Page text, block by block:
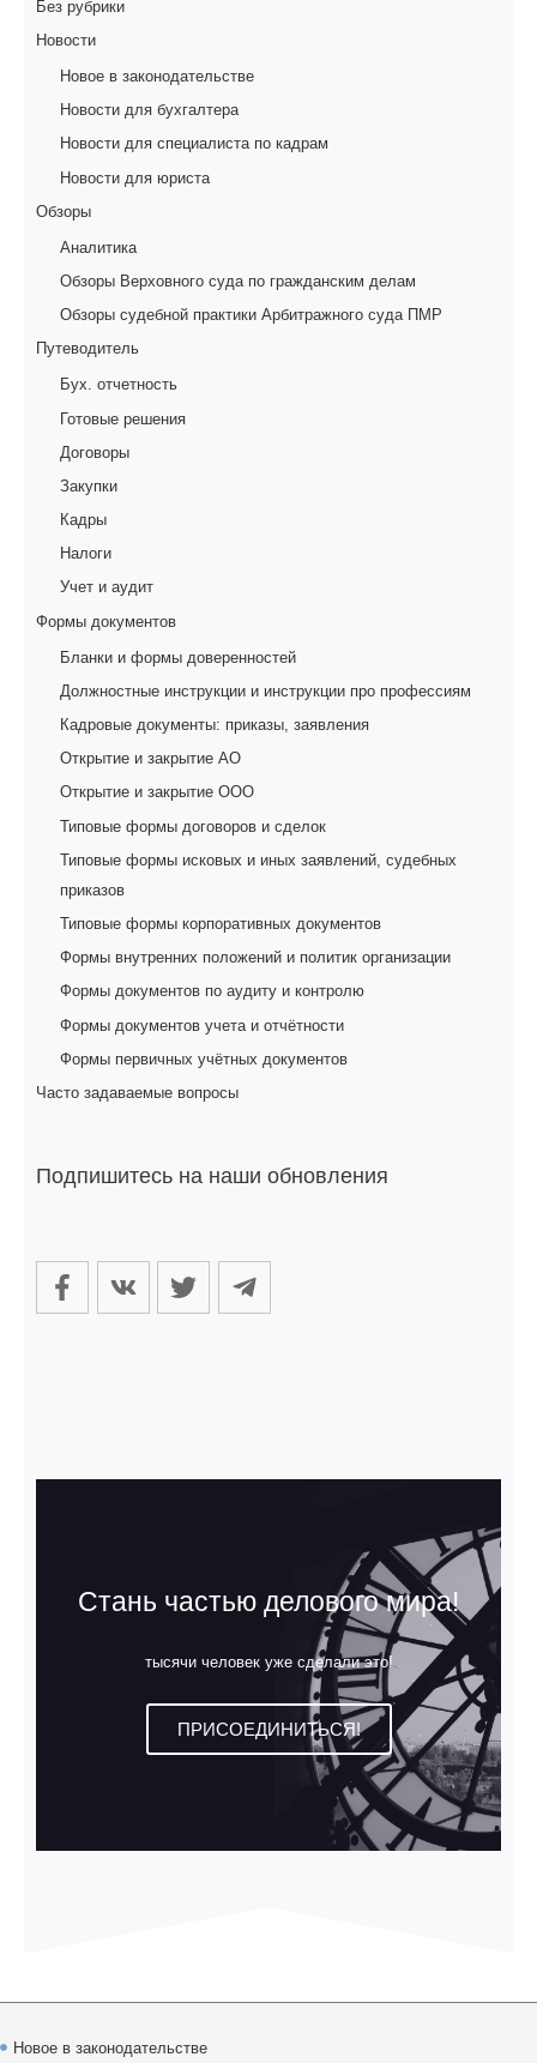
Без рубрики
Новости
Новое в законодательстве
Новости для бухгалтера
Новости для специалиста по кадрам
Новости для юриста
Обзоры
Аналитика
Обзоры Верховного суда по гражданским делам
Обзоры судебной практики Арбитражного суда ПМР
Путеводитель
Бух. отчетность
Готовые решения
Договоры
Закупки
Кадры
Налоги
Учет и аудит
Формы документов
Бланки и формы доверенностей
Должностные инструкции и инструкции про профессиям
Кадровые документы: приказы, заявления
Открытие и закрытие АО
Открытие и закрытие ООО
Типовые формы договоров и сделок
Типовые формы исковых и иных заявлений, судебных
приказов
Типовые формы корпоративных документов
Формы внутренних положений и политик организации
Формы документов по аудиту и контролю
Формы документов учета и отчётности
Формы первичных учётных документов
Часто задаваемые вопросы
Подпишитесь на наши обновления
Стань частью делового мира!
тысячи человек уже сделали это!
ПРИСОЕДИНИТЬСЯ!
Новое в законодательстве